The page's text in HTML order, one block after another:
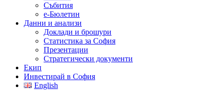
Събития
е-Бюлетин
Данни и анализи
Доклади и брошури
Статистика за София
Презентации
Стратегически документи
Екип
Инвестирай в София
English